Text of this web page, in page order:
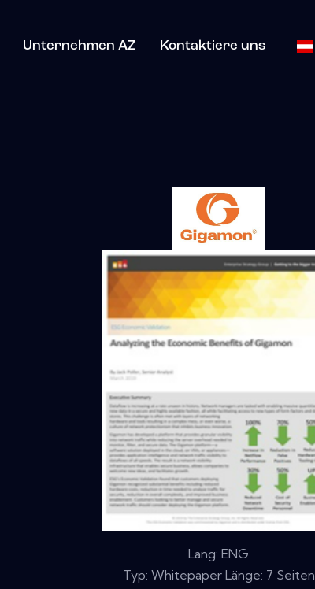
Unternehmen AZ Kontaktiere uns
Lang: ENG
Typ: Whitepaper Länge: 7 Seiten